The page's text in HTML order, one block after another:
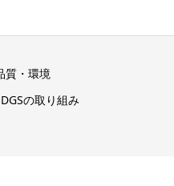
質・環境
の取り組み